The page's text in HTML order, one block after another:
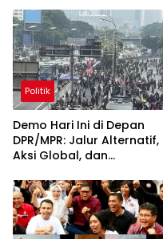
Politik
Demo Hari Ini di Depan
DPR/MPR: Jalur Alternatif,
Aksi Global, dan
Agustus 2026